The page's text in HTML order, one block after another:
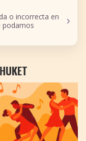
o incorrecta en
podamos
›